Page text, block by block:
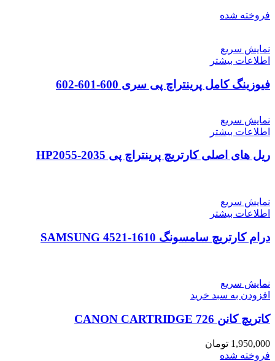
فروخته شده
نمایش سریع
اطلاعات بیشتر
فیوزینگ کامل پرینتراچ پی سری 600-601-602
نمایش سریع
اطلاعات بیشتر
ریل های اصلی کارتریچ پرینتراچ پی HP2055-2035
نمایش سریع
اطلاعات بیشتر
درام کارتریچ سامسونگ 1610-4521 SAMSUNG
نمایش سریع
افزودن به سبد خرید
کاتریچ کانن CANON CARTRIDGE 726
1,950,000 تومان
فروخته شده